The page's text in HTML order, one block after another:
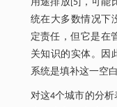
用途排放[5]，可能
统在大多数情况下
定责任，但它是在
关知识的实体。因
系统是填补这一空
对这4个城市的分